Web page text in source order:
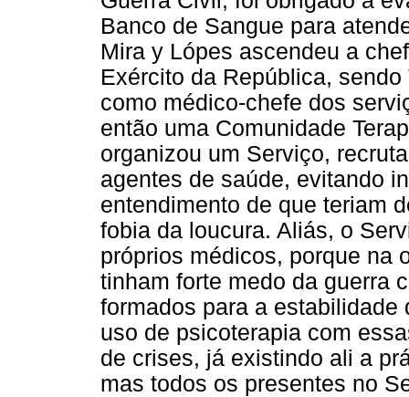
Banco de Sangue para
Mira y Lópes ascendeu a
Exército da República,
como médico-chefe dos
então uma Comunidade
organizou um Serviço,
agentes de saúde, evitando
entendimento de que teriam
fobia da loucura. Aliás, o
próprios médicos, porque na
tinham forte medo da guerra
formados para a
uso de psicoterapia com
de crises, já existindo ali a
mas todos os presentes no